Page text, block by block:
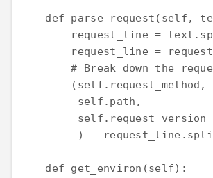
def parse_request(self,
request_line =
request_line =
# Break down the
(self.request_method,
self.path,
self.request_version
) =
    def get_environ(self):